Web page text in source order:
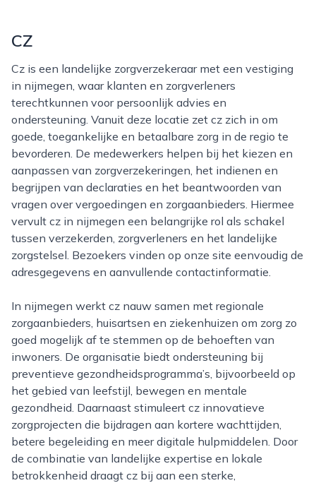
CZ
Cz is een landelijke zorgverzekeraar met een vestiging
in nijmegen, waar klanten en zorgverleners
terechtkunnen voor persoonlijk advies en
ondersteuning. Vanuit deze locatie zet cz zich in om
goede, toegankelijke en betaalbare zorg in de regio te
bevorderen. De medewerkers helpen bij het kiezen en
aanpassen van zorgverzekeringen, het indienen en
begrijpen van declaraties en het beantwoorden van
vragen over vergoedingen en zorgaanbieders. Hiermee
vervult cz in nijmegen een belangrijke rol als schakel
tussen verzekerden, zorgverleners en het landelijke
zorgstelsel. Bezoekers vinden op onze site eenvoudig de
adresgegevens en aanvullende contactinformatie.
In nijmegen werkt cz nauw samen met regionale
zorgaanbieders, huisartsen en ziekenhuizen om zorg zo
goed mogelijk af te stemmen op de behoeften van
inwoners. De organisatie biedt ondersteuning bij
preventieve gezondheidsprogramma’s, bijvoorbeeld op
het gebied van leefstijl, bewegen en mentale
gezondheid. Daarnaast stimuleert cz innovatieve
zorgprojecten die bijdragen aan kortere wachttijden,
betere begeleiding en meer digitale hulpmiddelen. Door
de combinatie van landelijke expertise en lokale
betrokkenheid draagt cz bij aan een sterke,